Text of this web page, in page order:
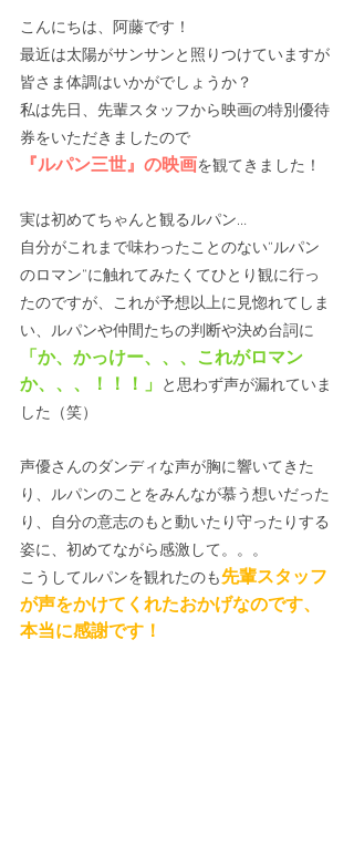
こんにちは、阿藤です！
最近は太陽がサンサンと照りつけていますが
皆さま体調はいかがでしょうか？
私は先日、先輩スタッフから映画の特別優待
券をいただきましたので
『ルパン三世』の映画を観てきました！
実は初めてちゃんと観るルパン…
自分がこれまで味わったことのない“ルパン
のロマン”に触れてみたくてひとり観に行っ
たのですが、これが予想以上に見惚れてしま
い、ルパンや仲間たちの判断や決め台詞に
「か、かっけー、、、これがロマン
か、、、！！！」 と思わず声が漏れていま
した（笑）
声優さんのダンディな声が胸に響いてきた
り、ルパンのことをみんなが慕う想いだった
り、自分の意志のもと動いたり守ったりする
姿に、初めてながら感激して。。。
こうしてルパンを観れたのも先輩スタッフ
が声をかけてくれたおかげなのです、
本当に感謝です！